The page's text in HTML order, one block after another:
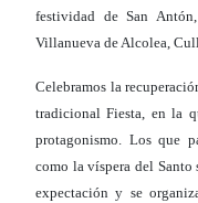
festividad de San
Villanueva de Alcolea,
Celebramos la
tradicional Fiesta, en la
protagonismo. Los que
como la víspera del Santo
expectación y se